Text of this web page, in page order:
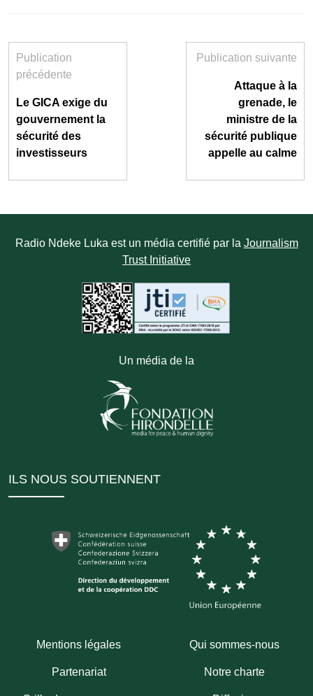
Publication
précédente
Le GICA exige du
gouvernement la
sécurité des
investisseurs
Publication suivante
Attaque à la
grenade, le
ministre de la
sécurité publique
appelle au calme
Radio Ndeke Luka est un média certifié par la Journalism
Trust Initiative
Un média de la
ILS NOUS SOUTIENNENT
Mentions légales Qui sommes-nous
Partenariat Notre charte